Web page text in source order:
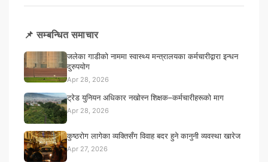
📌 सम्बन्धित समाचार
जलेका गाडीको नाममा स्वास्थ्य मन्त्रालयका कर्मचारीद्वारा इन्धन
दुरुपयोग
Apr 28, 2026
ट्रेड युनियन अधिकार नखोस्न शिक्षक–कर्मचारीहरूको माग
Apr 28, 2026
कुष्ठरोग लागेका व्यक्तिसँग विवाह बदर हुने कानुनी व्यवस्था खारेज
Apr 27, 2026